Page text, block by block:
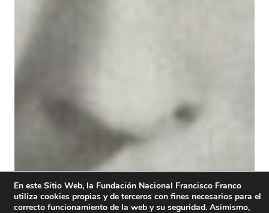
En este Sitio Web, la Fundación Nacional Francisco Franco
utiliza cookies propias y de terceros con fines necesarios para el
correcto funcionamiento de la web y su seguridad. Asimismo,